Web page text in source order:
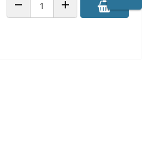
ANZAHL VERRINGERNANZAHL ERHÖHEN